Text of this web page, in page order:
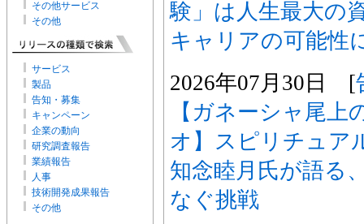
その他サービス
その他
サービス
製品
告知・募集
キャンペーン
企業の動向
研究調査報告
業績報告
人事
技術開発成果報告
その他
験」は人生最大の
キャリアの可能性
2026年07月30日 [
【ガネーシャ尾
オ】スピリチュ
知念睦月氏が語る
なぐ挑戦